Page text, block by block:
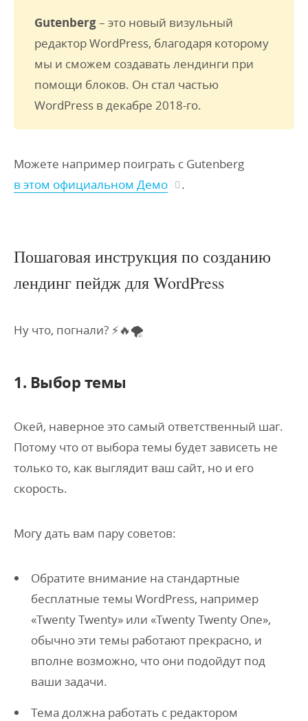
Gutenberg– это новый визульный
редактор WordPress, благодаря которому
мы и сможем создавать лендинги при
помощи блоков. Он стал частью
WordPress в декабре 2018-го.
Можете например поиграть с Gutenberg
в этом официальном Демо
.
Пошаговая инструкция по созданию
лендинг пейдж для WordPress
Ну что, погнали? ⚡️🔥🌪
1. Выбор темы
Окей, наверное это самый ответственный шаг.
Потому что от выбора темы будет зависеть не
только то, как выглядит ваш сайт, но и его
скорость.
Могу дать вам пару советов:
Обратите внимание на стандартные
бесплатные темы WordPress, например
«Twenty Twenty» или «Twenty Twenty One»,
обычно эти темы работают прекрасно, и
вполне возможно, что они подойдут под
ваши задачи.
Тема должна работать с редактором